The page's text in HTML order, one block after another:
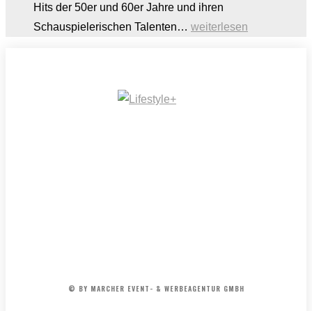
Hits der 50er und 60er Jahre und ihren
Schauspielerischen Talenten… CONNY
weiterlesen
© BY MARCHER EVENT- & WERBEAGENTUR GMBH